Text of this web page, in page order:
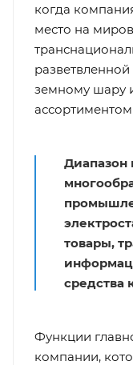
когда
место на
земному шару
Диапазон
товары,
средства
Функции
компании,